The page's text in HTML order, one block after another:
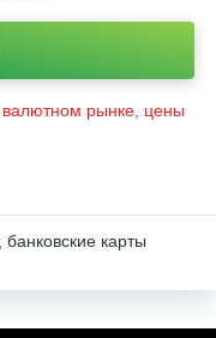
валютном рынке, цены
карты